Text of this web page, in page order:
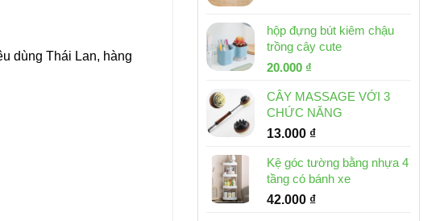
hộp đựng bút kiêm chậu
trồng cây cute
Giá
là:
30.000 ₫.
20.000 ₫
tại
là:
20.000 ₫.
CÂY MASSAGE VỚI 3
CHỨC NĂNG
13.000 ₫
Kệ góc tường bằng nhựa 4
tầng có bánh xe
42.000 ₫
dùng Thái Lan, hàng